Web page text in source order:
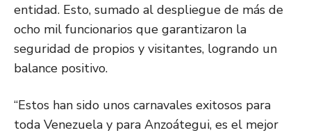
entidad. Esto, sumado al despliegue de más de
ocho mil funcionarios que garantizaron la
seguridad de propios y visitantes, logrando un
balance positivo.
“Estos han sido unos carnavales exitosos para
toda Venezuela y para Anzoátegui, es el mejor